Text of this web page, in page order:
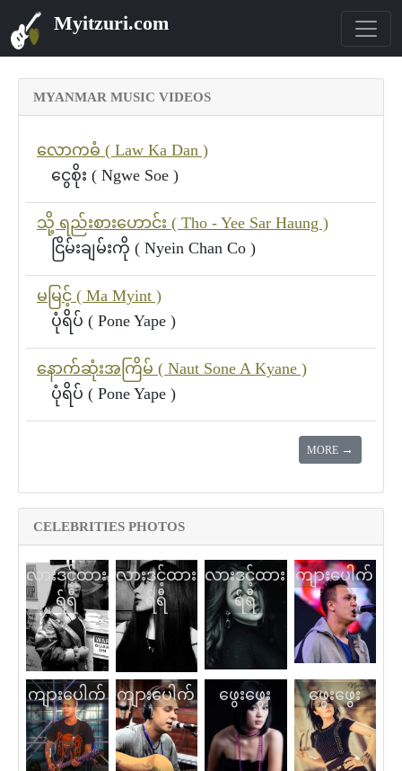
Myitzuri.com
MYANMAR MUSIC VIDEOS
လောကဓံ ( Law Ka Dan )
ငွေစိုး ( Ngwe Soe )
သို့ ရည်းစားဟောင်း ( Tho - Yee Sar Haung )
ငြိမ်းချမ်းကို ( Nyein Chan Co )
မမြင့် ( Ma Myint )
ပုံရိပ် ( Pone Yape )
နောက်ဆုံးအကြိမ် ( Naut Sone A Kyane )
ပုံရိပ် ( Pone Yape )
MORE →
CELEBRITIES PHOTOS
လားဒင့်ထား
ရ်ရီ
လားဒင့်ထား
ရ်ရီ
လားဒင့်ထား
ရ်ရီ
ကျားပေါက်
ကျားပေါက် ကျားပေါက် ဖွေးဖွေး ဖွေးဖွေး